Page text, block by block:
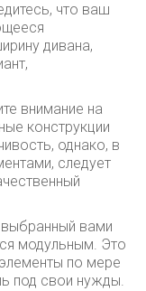
что ваш
дивана,
внимание на
конструкции
однако, в
следует
вами
модульным. Это
по мере
под свои нужды.